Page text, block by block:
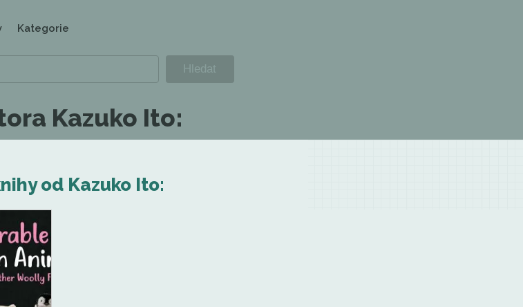
Kategorie
Kazuko Ito:
od Kazuko Ito: